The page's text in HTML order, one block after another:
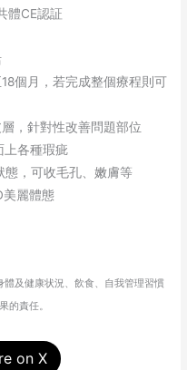
體CE認証
個月，若完成整個療程則可
，針對性改善問題部位
上各種瑕疵
，可收毛孔、嫩膚等
美麗體態
及健康状況、飲食、自我管理習慣
的責任。
on X